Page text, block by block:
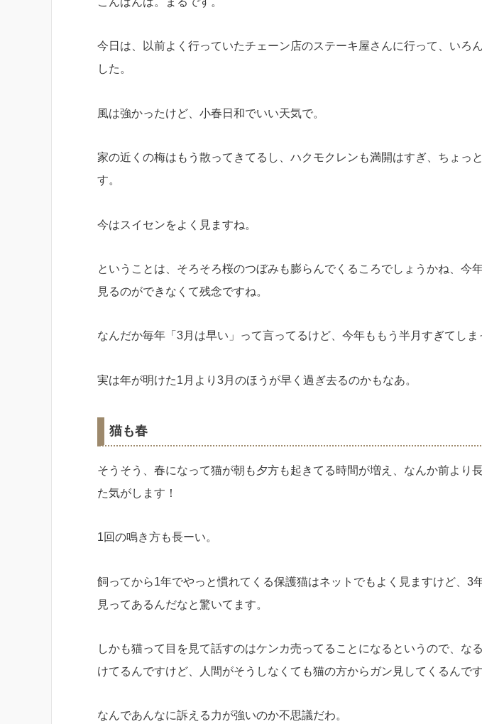
今日は、以前よく行っていたチェーン店のステーキ屋さんに行って、いろ
した。
風は強かったけど、小春日和でいい天気で。
家の近くの梅はもう散ってきてるし、ハクモクレンも満開はすぎ、ちょっ
す。
今はスイセンをよく見ますね。
ということは、そろそろ桜のつぼみも膨らんでくるころでしょうかね、今
見るのができなくて残念ですね。
なんだか毎年「3月は早い」って言ってるけど、今年ももう半月すぎてし
実は年が明けた1月より3月のほうが早く過ぎ去るのかもなあ。
猫も春
そうそう、春になって猫が朝も夕方も起きてる時間が増え、なんか前より
た気がします！
1回の鳴き方も長ーい。
飼ってから1年でやっと慣れてくる保護猫はネットでもよく見ますけど、3
見ってあるんだなと驚いてます。
しかも猫って目を見て話すのはケンカ売ってることになるというので、な
けてるんですけど、人間がそうしなくても猫の方からガン見してくるんで
なんであんなに訴える力が強いのか不思議だわ。